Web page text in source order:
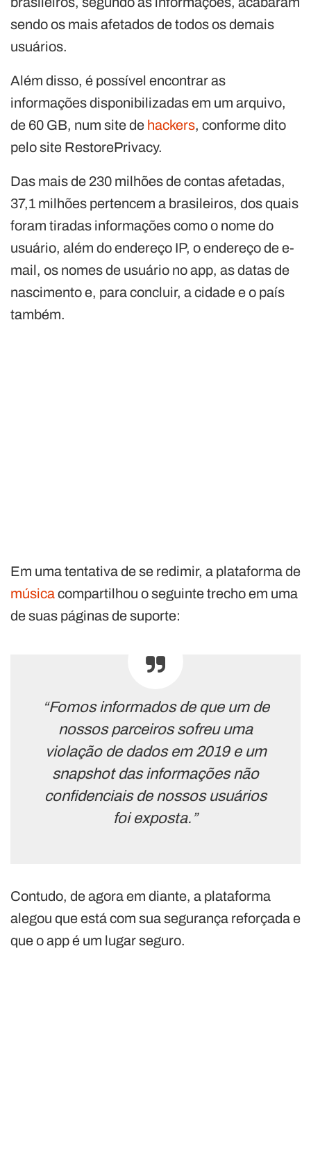
sendo os mais afetados de todos os demais
usuários.
Além disso, é possível encontrar as
informações disponibilizadas em um arquivo,
de 60 GB, num site de hackers, conforme dito
pelo site RestorePrivacy.
Das mais de 230 milhões de contas afetadas,
37,1 milhões pertencem a brasileiros, dos quais
foram tiradas informações como o nome do
usuário, além do endereço IP, o endereço de e-
mail, os nomes de usuário no app, as datas de
nascimento e, para concluir, a cidade e o país
também.
Em uma tentativa de se redimir, a plataforma de
músicacompartilhou o seguinte trecho em uma
de suas páginas de suporte:
“Fomos informados de que um de
nossos parceiros sofreu uma
violação de dados em 2019 e um
snapshot das informações não
confidenciais de nossos usuários
foi exposta.”
Contudo, de agora em diante, a plataforma
alegou que está com sua segurança reforçada e
que o app é um lugar seguro.